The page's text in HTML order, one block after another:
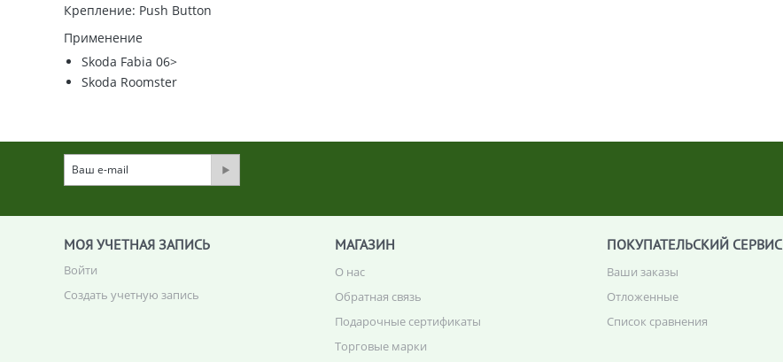
Крепление: Push Button
Применение
Skoda Fabia 06>
Skoda Roomster
МОЯ УЧЕТНАЯ ЗАПИСЬ
Войти
Создать учетную запись
МАГАЗИН
О нас
Обратная связь
Подарочные сертификаты
Торговые марки
ПОКУПАТЕЛЬСКИЙ СЕРВИС
Ваши заказы
Отложенные
Список сравнения